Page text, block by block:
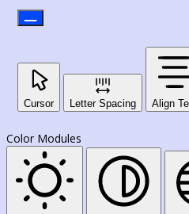
Cursor Letter Spacing Align
Color Modules